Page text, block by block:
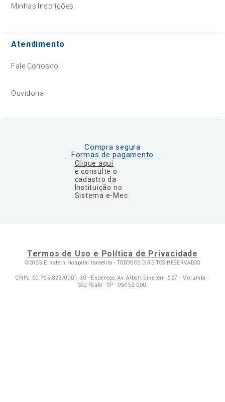
Minhas Inscrições
Atendimento
Fale Conosco
Ouvidoria
Compra segura
Formas de pagamento
Clique aqui
e consulte o
cadastro da
Instituição no
Sistema e-Mec
Termos de Uso e Política de Privacidade
©2025 Einstein Hospital Israelita -TODOS OS DIREITOS RESERVADOS
CNPJ: 60.765.823/0001-30 - Endereço: Av. Albert Einstein, 627 - Morumbi -
São Paulo - SP - 05652-000